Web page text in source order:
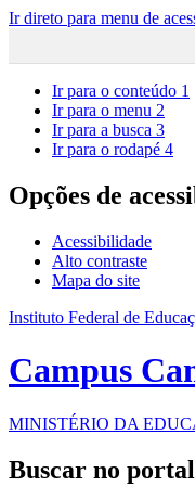
Ir direto para menu de
Ir para o conteúdo 1
Ir para o menu 2
Ir para a busca 3
Ir para o rodapé 4
Opções de
Acessibilidade
Alto contraste
Mapa do site
Instituto Federal de
Campus
MINISTÉRIO DA
Buscar no portal